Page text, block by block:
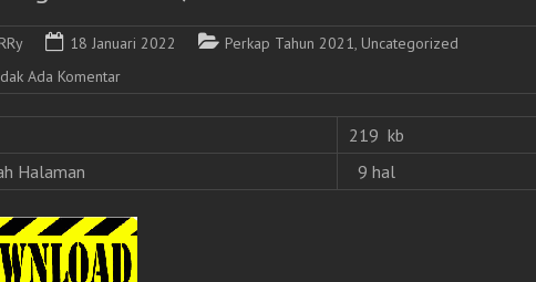
18 Januari 2022 Perkap Tahun 2021, Uncategorized
Ada Komentar
219 kb
Halaman
9 hal